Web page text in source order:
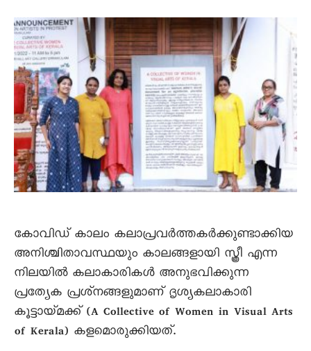
കോവിഡ് കാലം കലാപ്രവർത്തകർക്കുണ്ടാക്കിയ
അനിശ്ചിതാവസ്ഥയും കാലങ്ങളായി സ്ത്രീ എന്ന
നിലയില്‍ കലാകാരികള്‍ അനുഭവിക്കുന്ന
പ്രത്യേക പ്രശ്‌നങ്ങളുമാണ് ദൃശ്യകലാകാരി
കൂട്ടായ്മക്ക് (A Collective of Women in Visual Arts
of Kerala) കളമൊരുക്കിയത്.